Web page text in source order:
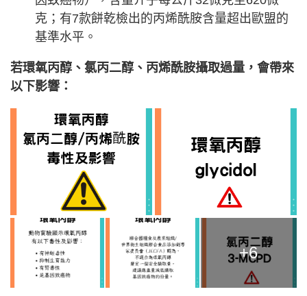
克；有7款餅乾檢出的丙烯酰胺含量超出歐盟的
基準水平。
若環氧丙醇、氯丙二醇、丙烯酰胺攝取過量，會帶來
以下影響：
+6